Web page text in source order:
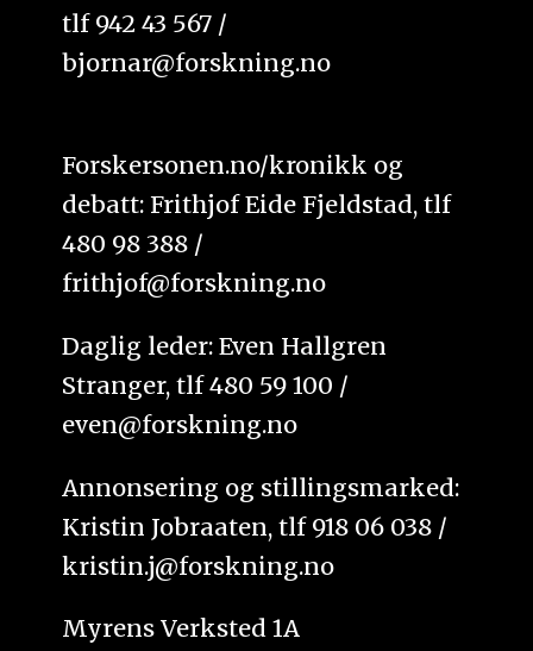
tlf 942 43 567 /
bjornar@forskning.no
Forskersonen.no/kronikk og
debatt: Frithjof Eide Fjeldstad, tlf
480 98 388 /
frithjof@forskning.no
Daglig leder: Even Hallgren
Stranger, tlf 480 59 100 /
even@forskning.no
Annonsering og stillingsmarked:
Kristin Jobraaten, tlf 918 06 038 /
kristin.j@forskning.no
Myrens Verksted 1A